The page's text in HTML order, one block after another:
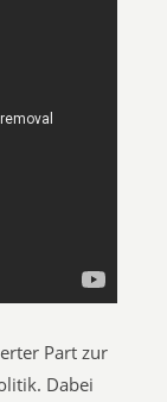
Part zur
Dabei